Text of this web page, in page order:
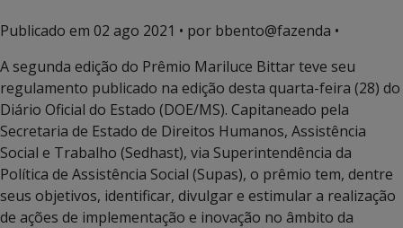
Publicado em 02 ago 2021 • por bbento@fazenda •
A segunda edição do Prêmio Mariluce Bittar teve seu
regulamento publicado na edição desta quarta-feira (28) do
Diário Oficial do Estado (DOE/MS). Capitaneado pela
Secretaria de Estado de Direitos Humanos, Assistência
Social e Trabalho (Sedhast), via Superintendência da
Política de Assistência Social (Supas), o prêmio tem, dentre
seus objetivos, identificar, divulgar e estimular a realização
de ações de implementação e inovação no âmbito da